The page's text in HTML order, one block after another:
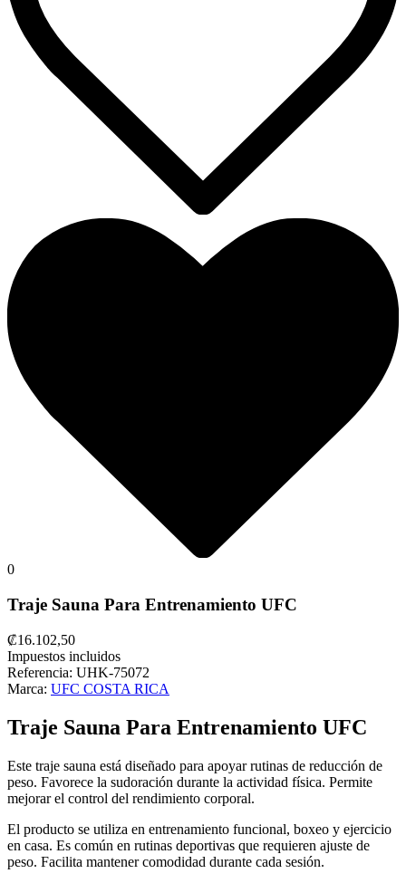
0
Traje Sauna Para Entrenamiento UFC
₡16.102,50
Impuestos incluidos
Referencia: UHK-75072
Marca: UFC COSTA RICA
Traje Sauna Para Entrenamiento UFC
Este traje sauna está diseñado para apoyar rutinas de reducción de
peso. Favorece la sudoración durante la actividad física. Permite
mejorar el control del rendimiento corporal.
El producto se utiliza en entrenamiento funcional, boxeo y ejercicio
en casa. Es común en rutinas deportivas que requieren ajuste de
peso. Facilita mantener comodidad durante cada sesión.